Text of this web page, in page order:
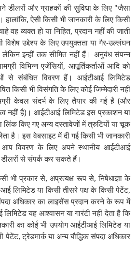
डीलरों और ग्राहकों की सुविधा के लिए "जैसा
हालांकि, ऐसी किसी भी जानकारी के लिए किसी
वह व्यक्त हो या निहित, प्रदान नहीं की जाती
विशेष उद्देश्य के लिए उपयुक्तता या गैर-उल्लंघन
लेकिन इन्हीं तक सीमित नहीं हैं। अनुबंध संपन्न
विभिन्न एजेंसियों, आपूर्तिकर्ताओं आदि को
से संबंधित विवरण हैं। आईटीआई लिमिटेड
किसी भी विसंगति के लिए कोई जिम्मेदारी नहीं
केवल संदर्भ के लिए तैयार की गई है (और
नहीं है)। आईटीआई लिमिटेड इस प्रकाशन या
लिंक किए गए अन्य दस्तावेजों में त्रुटियों या चूक
है। इस वेबसाइट में दी गई किसी भी जानकारी
विवरण के लिए अपने स्थानीय आईटीआई
डीलरों से संपर्क कर सकते हैं।
भी प्रकार से, अप्रत्यक्ष रूप से, निषेधाज्ञा के
लिमिटेड या किसी तीसरे पक्ष के किसी पेटेंट,
अधिकार का लाइसेंस प्रदान करने के रूप में
लिमिटेड यह आश्वासन या गारंटी नहीं देता है कि
का कोई भी उपयोग आईटीआई लिमिटेड या
ट्रेडमार्क या अन्य बौद्धिक संपदा अधिकार